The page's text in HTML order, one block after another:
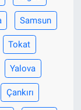
Samsun
Tokat
Yalova
Çankırı